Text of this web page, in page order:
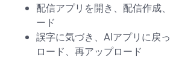
配信アプリを開き、配信作成
ード
誤字に気づき、AIアプリに戻
ロード、再アップロード